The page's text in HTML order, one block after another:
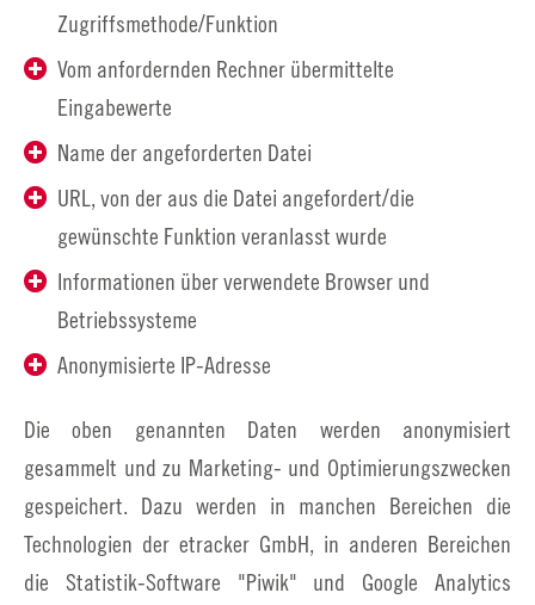
Zugriffsmethode/Funktion
Vom anfordernden Rechner übermittelte
Eingabewerte
Name der angeforderten Datei
URL, von der aus die Datei angefordert/die
gewünschte Funktion veranlasst wurde
Informationen über verwendete Browser und
Betriebssysteme
Anonymisierte IP-Adresse
Die oben genannten Daten werden anonymisiert
gesammelt und zu Marketing- und Optimierungszwecken
gespeichert. Dazu werden in manchen Bereichen die
Technologien der etracker GmbH, in anderen Bereichen
die Statistik-Software "Piwik" und Google Analytics